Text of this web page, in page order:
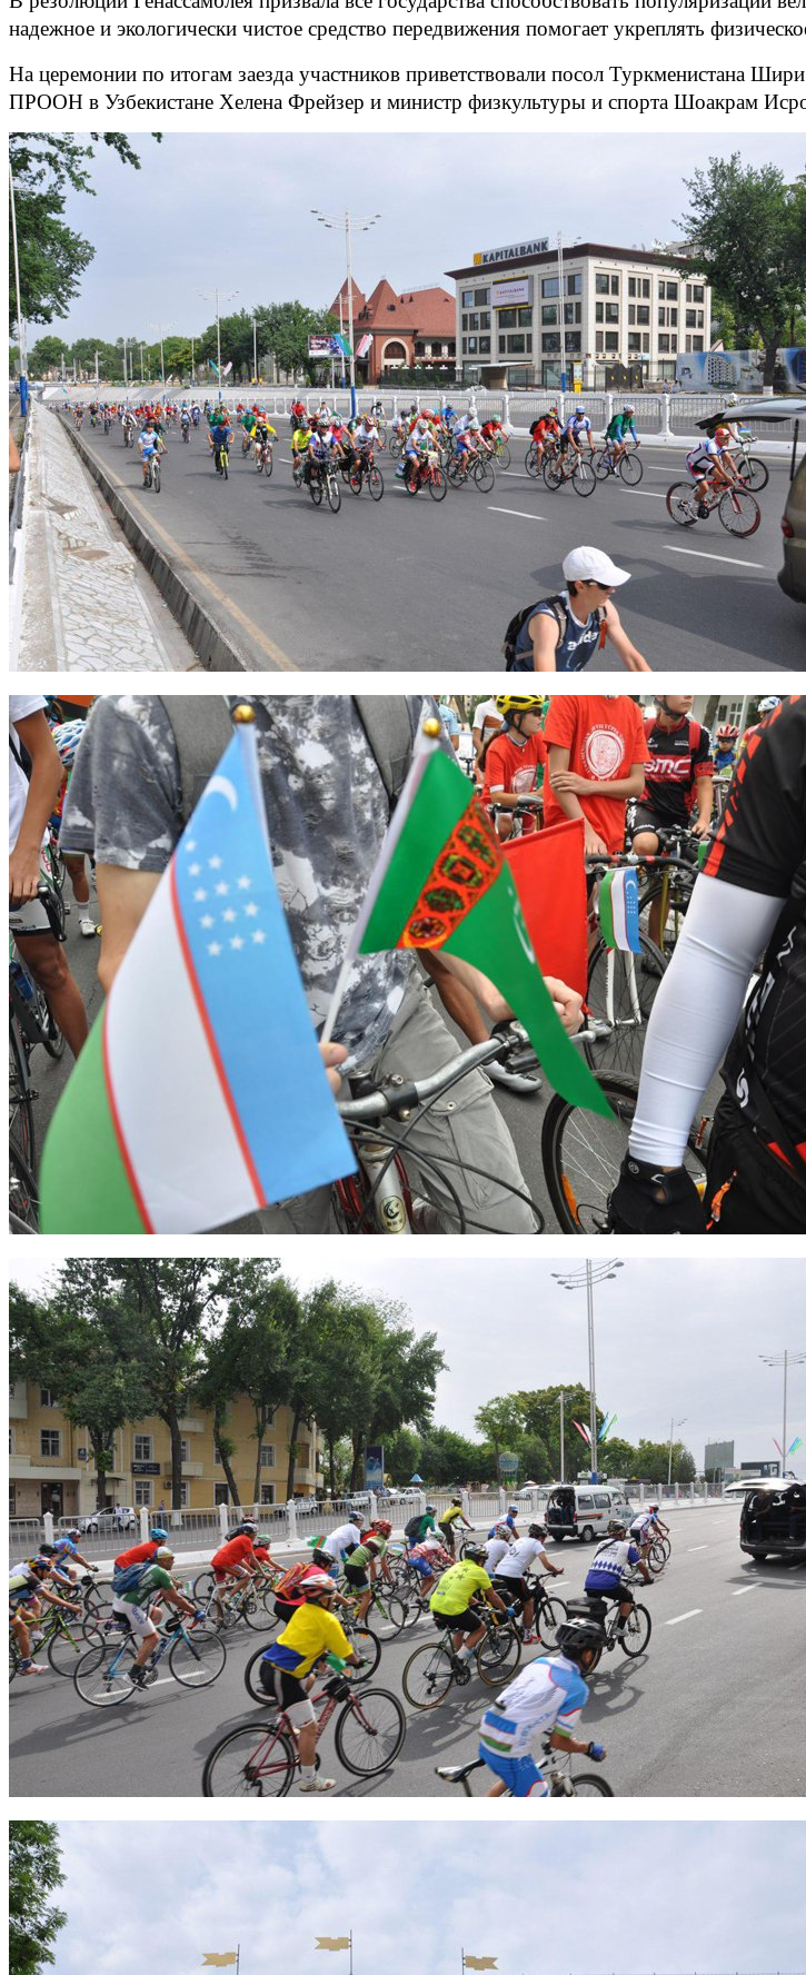
надежное и экологически чистое средство передвижения помогает укреплять
На церемонии по итогам заезда участников приветствовали посол Туркменистана
ПРООН в Узбекистане Хелена Фрейзер и министр физкультуры и спорта Шоакрам